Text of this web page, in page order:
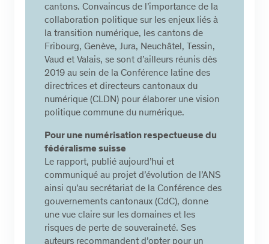
cantons. Convaincus de l’importance de la
collaboration politique sur les enjeux liés à
la transition numérique, les cantons de
Fribourg, Genève, Jura, Neuchâtel, Tessin,
Vaud et Valais, se sont d’ailleurs réunis dès
2019 au sein de la Conférence latine des
directrices et directeurs cantonaux du
numérique (CLDN) pour élaborer une vision
politique commune du numérique.
Pour une numérisation respectueuse du
fédéralisme suisse
Le rapport, publié aujourd’hui et
communiqué au projet d’évolution de l’ANS
ainsi qu’au secrétariat de la Conférence des
gouvernements cantonaux (CdC), donne
une vue claire sur les domaines et les
risques de perte de souveraineté. Ses
auteurs recommandent d’opter pour un